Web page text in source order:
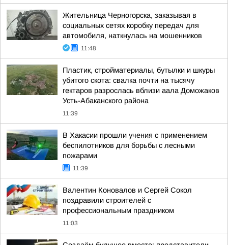
Жительница Черногорска, заказывая в
социальных сетях коробку передач для
автомобиля, наткнулась на мошенников
11:48
Пластик, стройматериалы, бутылки и шкуры
убитого скота: свалка почти на тысячу
гектаров разрослась вблизи аала Доможаков
Усть-Абаканского района
11:39
В Хакасии прошли учения с применением
беспилотников для борьбы с лесными
пожарами
11:39
Валентин Коновалов и Сергей Сокол
поздравили строителей с
профессиональным праздником
11:03